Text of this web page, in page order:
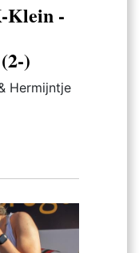
Klein -
)
Hermijntje